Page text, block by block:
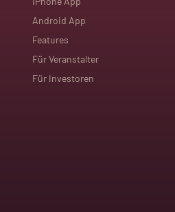
Android App
Features
Für Veranstalter
Für Investoren